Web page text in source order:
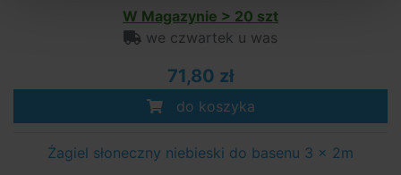
W Magazynie > 20 szt
we czwartek u was
71,80 zł
do koszyka
Żagiel słoneczny niebieski do basenu 3 x 2m